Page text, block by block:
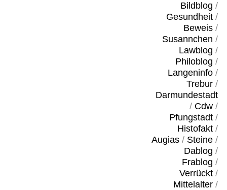
Bildblog /
Gesundheit/
Beweis/
Susannchen /
Lawblog /
Philoblog /
Langeninfo/
Trebur/
Darmundestadt
/ Cdw/
Pfungstadt/
Histofakt/
Augias/ Steine/
Dablog /
Frablog /
Verrückt/
Mittelalter/